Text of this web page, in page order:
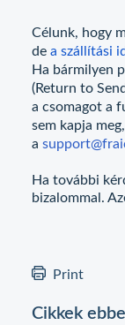
Célunk, hogy
de a szállítási
Ha bármilyen
(Return to
a csomagot a
sem kapja
a
Ha további
bizalommal.
Print
Cikkek